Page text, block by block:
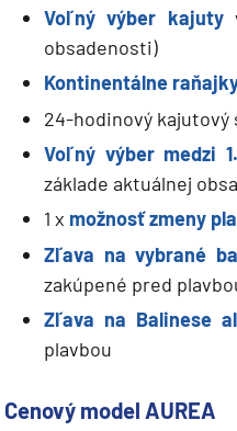
Austrália a Nový
Austrália a Nový
Afrika a Indický oceán
Indický oceán
Seychely a
Havaj a Južný
Havajské ostrovy
Tahiti a Južný
Repozičné plavby
Repozičné plavby
Voľný výber kajuty
obsadenosti)
Kontinentálne
24-hodinový kajutový
Voľný výber medzi
základe aktuálnej
1 x možnosť zmeny
Zľava na vybrané
zakúpené pred
Zľava na Balinese
plavbou
Cenový model AUREA